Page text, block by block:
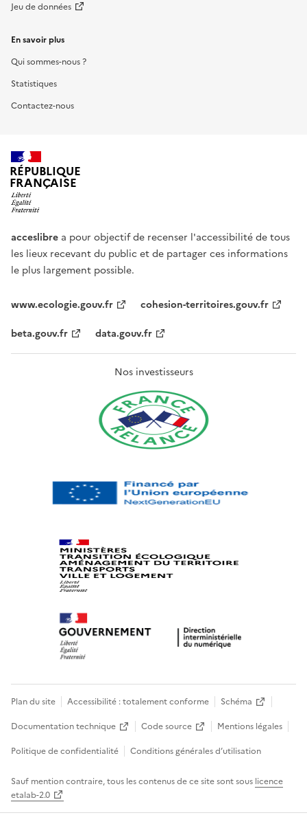
Jeu de données
En savoir plus
Qui sommes-nous ?
Statistiques
Contactez-nous
RÉPUBLIQUE
FRANÇAISE
acceslibre a pour objectif de recenser l'accessibilité de tous
les lieux recevant du public et de partager ces informations
le plus largement possible.
www.ecologie.gouv.fr
cohesion-territoires.gouv.fr
beta.gouv.fr
data.gouv.fr
Nos investisseurs
Plan du site Accessibilité : totalement conforme
Schéma
Documentation technique
Code source
Mentions légales
Politique de confidentialité
Conditions générales d’utilisation
Sauf mention contraire, tous les contenus de ce site sont sous licence
etalab-2.0